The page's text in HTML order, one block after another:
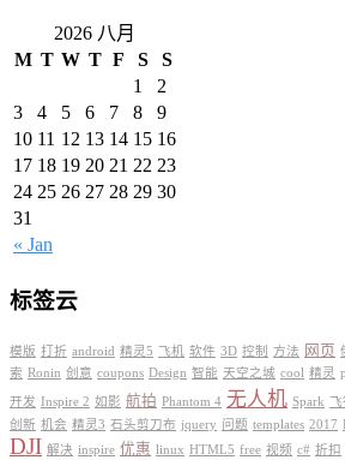
2026 八月
M T W T F S S
« Jan
1
2
3
4 5 6 7 8
9
10 11 12 13 14 15 16
17 18 19 20 21 22 23
24 25 26 27 28 29 30
31
标签云
模版 打折 android 精灵5 飞机 软件 3D 控制 方法 网页
索 Ronin 创意 coupons Design 智能 天空之城 cool 精灵
开发 Inspire 2 如影 航拍 Phantom 4 无人机 Spark 飞
创新 机会 精灵3 石头剪刀布 jquery 问题 templates 2017
DJI 解决 inspire 优惠 linux HTML5 free 视频 c# 折扣